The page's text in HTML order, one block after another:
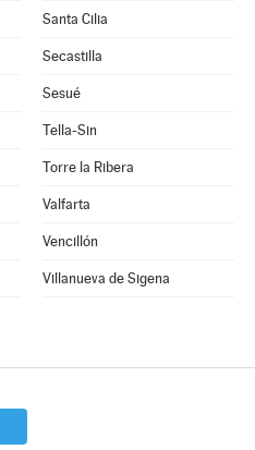
Santa Cilia
Secastilla
Sesué
Tella-Sin
Torre la Ribera
Valfarta
Vencillón
Villanueva de Sigena